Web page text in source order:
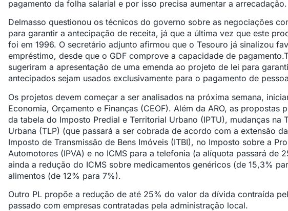
pagamento da folha salarial e por isso precisa aumentar a arrecadação.
Delmasso questionou os técnicos do governo sobre as negociações
para garantir a antecipação de receita, já que a última vez que este
foi em 1996. O secretário adjunto afirmou que o Tesouro já sinalizou
empréstimo, desde que o GDF comprove a capacidade de
sugeriram a apresentação de uma emenda ao projeto de lei para
antecipados sejam usados exclusivamente para o pagamento de
Os projetos devem começar a ser analisados na próxima semana,
Economia, Orçamento e Finanças (CEOF). Além da ARO, as propostas
da tabela do Imposto Predial e Territorial Urbano (IPTU), mudanças na
Urbana (TLP) (que passará a ser cobrada de acordo com a extensão
Imposto de Transmissão de Bens Imóveis (ITBI), no Imposto sobre a
Automotores (IPVA) e no ICMS para a telefonia (a alíquota passará de
ainda a redução do ICMS sobre medicamentos genéricos (de 15,3%
alimentos (de 12% para 7%).
Outro PL propõe a redução de até 25% do valor da dívida contraída
passado com empresas contratadas pela administração local.